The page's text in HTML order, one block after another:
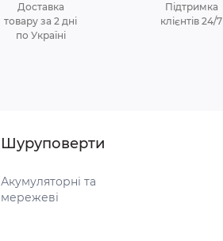
Доставка
товару за 2 дні
по Україні
Підтримка
клієнтів 24/7
Шуруповерти
Акумуляторні та
мережеві